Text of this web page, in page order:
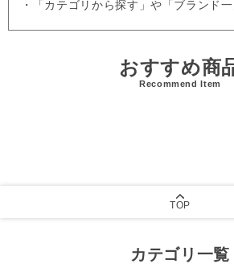
・「カテゴリから探す」や「ブランド
おすすめ商
Recommend Item
TOP
カテゴリ一覧